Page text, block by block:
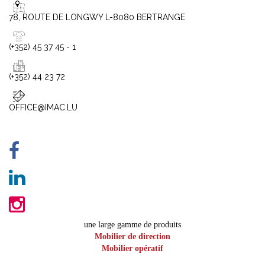
78, ROUTE DE LONGWY L-8080 BERTRANGE
(+352) 45 37 45 - 1
(+352) 44 23 72
OFFICE@IMAC.LU
une large gamme de produits
Mobilier de direction
Mobilier opératif